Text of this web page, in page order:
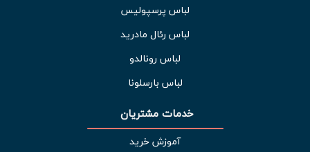
لباس پرسپولیس
لباس رئال مادرید
لباس رونالدو
لباس بارسلونا
خدمات مشتریان
آموزش خرید